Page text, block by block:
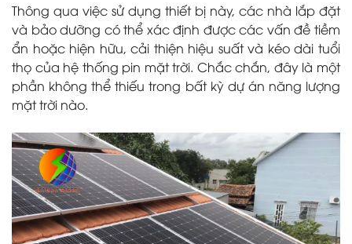
Thông qua việc sử dụng thiết bị này, các nhà lắp đặt
và bảo dưỡng có thể xác định được các vấn đề tiềm
ẩn hoặc hiện hữu, cải thiện hiệu suất và kéo dài tuổi
thọ của hệ thống pin mặt trời. Chắc chắn, đây là một
phần không thể thiếu trong bất kỳ dự án năng lượng
mặt trời nào.